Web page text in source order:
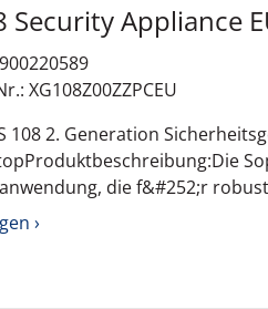
XG108Z00ZZPCEU
108 2. Generation
die f&#252;r
entwickelt wurde. Mit einer
Verbindungen und
›